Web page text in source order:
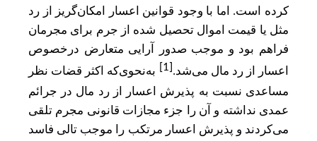
کرده است. اما با وجود قوانین اعسار امکان‌گریز از رد
مثل یا قیمت اموال تحصیل شده از جرم برای مجرمان
فراهم بود و موجب صدور آرایی متعارض درخصوص
اعسار از رد مال میشد.[1] به‌نحوی‌که اکثر قضات نظر
مساعدی نسبت به پذیرش اعسار از رد مال در جرائم
عمدی نداشته و آن را جزء مجازات قانونی مجرم تلقی
می‌کردند و پذیرش اعسار مرتکب را موجب تالی فاسد